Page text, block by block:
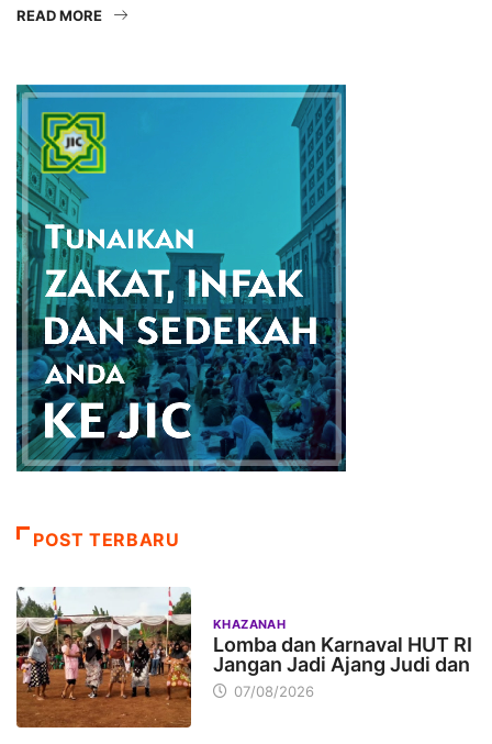
READ MORE
POST TERBARU
KHAZANAH
Lomba dan Karnaval HUT RI
Jangan Jadi Ajang Judi dan
07/08/2026